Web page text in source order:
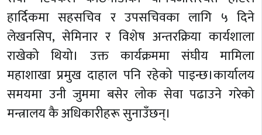
हार्दिकमा सहसचिव र उपसचिवका लागि ५ दिने
लेखनसिप, सेमिनार र विशेष अन्तरक्रिया कार्यशाला
राखेको थियो। उक्त कार्यक्रममा संघीय मामिला
महाशाखा प्रमुख दाहाल पनि रहेको पाइन्छ।कार्यालय
समयमा उनी जुममा बसेर लोक सेवा पढाउने गरेको
मन्त्रालय कै अधिकारीहरू सुनाउँछन्।